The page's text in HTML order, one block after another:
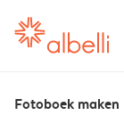
Fotoboek maken